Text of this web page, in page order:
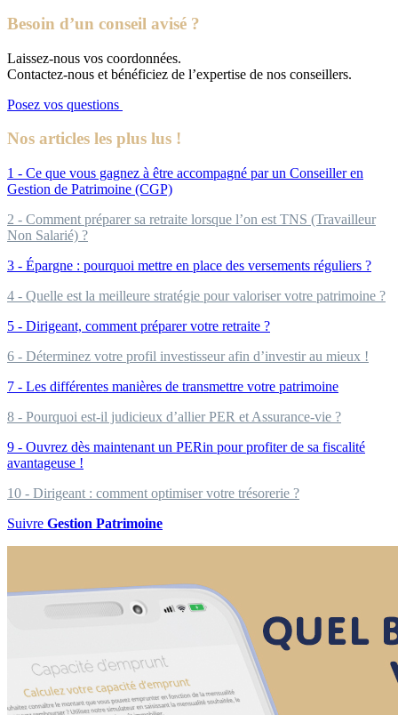
Besoin d’un conseil avisé ?
Laissez-nous vos coordonnées.
Contactez-nous et bénéficiez de l’expertise de nos conseillers.
Posez vos questions
Nos articles les plus lus !
1 - Ce que vous gagnez à être accompagné par un Conseiller en
Gestion de Patrimoine (CGP)
2 - Comment préparer sa retraite lorsque l’on est TNS (Travailleur
Non Salarié) ?
3 - Épargne : pourquoi mettre en place des versements réguliers ?
4 - Quelle est la meilleure stratégie pour valoriser votre patrimoine ?
5 - Dirigeant, comment préparer votre retraite ?
6 - Déterminez votre profil investisseur afin d’investir au mieux !
7 - Les différentes manières de transmettre votre patrimoine
8 - Pourquoi est-il judicieux d’allier PER et Assurance-vie ?
9 - Ouvrez dès maintenant un PERin pour profiter de sa fiscalité
avantageuse !
10 - Dirigeant : comment optimiser votre trésorerie ?
Suivre Gestion Patrimoine